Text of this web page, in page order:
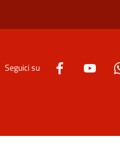
Seguici su